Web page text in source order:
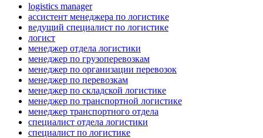
logistics manager
ассистент менеджера по логистике
ведущий специалист по логистике
логист
менеджер отдела логистики
менеджер по грузоперевозкам
менеджер по организации перевозок
менеджер по перевозкам
менеджер по складской логистике
менеджер по транспортной логистике
менеджер транспортного отдела
специалист отдела логистики
специалист по логистике